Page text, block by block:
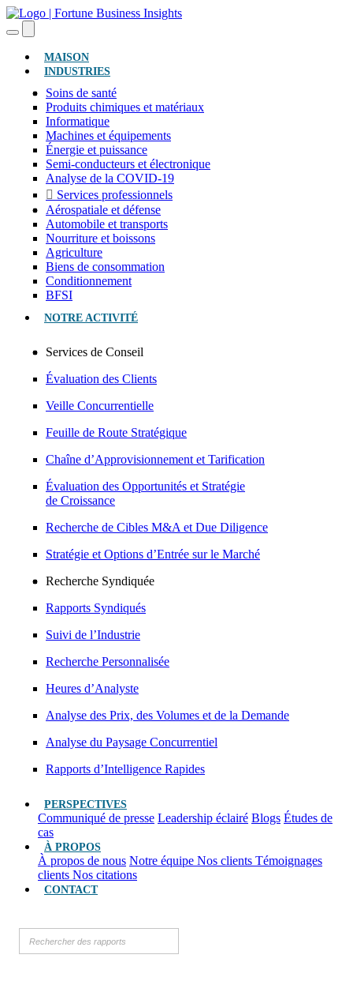
MAISON(ACTUEL)
INDUSTRIES
Soins de santé
Produits chimiques et matériaux
Informatique
Machines et équipements
Énergie et puissance
Semi-conducteurs et électronique
Analyse de la COVID-19
Services professionnels
Aérospatiale et défense
Automobile et transports
Nourriture et boissons
Agriculture
Biens de consommation
Conditionnement
BFSI
NOTRE ACTIVITÉ
Services de Conseil
Évaluation des Clients
Veille Concurrentielle
Feuille de Route Stratégique
Chaîne d’Approvisionnement et Tarification
Évaluation des Opportunités et Stratégie
de Croissance
Recherche de Cibles M&A et Due Diligence
Stratégie et Options d’Entrée sur le Marché
Recherche Syndiquée
Rapports Syndiqués
Suivi de l’Industrie
Recherche Personnalisée
Heures d’Analyste
Analyse des Prix, des Volumes et de la Demande
Analyse du Paysage Concurrentiel
Rapports d’Intelligence Rapides
PERSPECTIVES
Communiqué de presse Leadership éclairé Blogs Études de
cas
À PROPOS
À propos de nous Notre équipe Nos clients Témoignages
clients Nos citations
CONTACT